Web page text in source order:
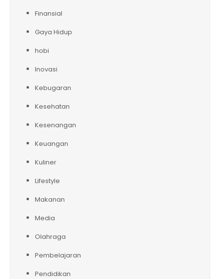
Finansial
Gaya Hidup
hobi
Inovasi
Kebugaran
Kesehatan
Kesenangan
Keuangan
Kuliner
Lifestyle
Makanan
Media
Olahraga
Pembelajaran
Pendidikan